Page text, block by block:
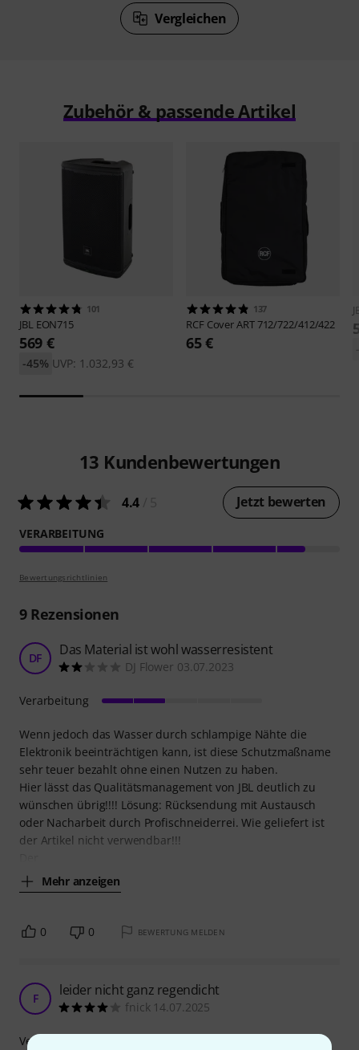
Vergleichen
Zubehör & passende Artikel
101
JBL EON715
569 €
UVP: 1.032,93 €
-45%
137
RCF Cover ART 712/722/412/422
65 €
13 Kundenbewertungen
4.4 Jetzt bewerten
VERARBEITUNG
Bewertungsrichtlinien
9Rezensionen
DF Das Material ist wohl wasserresistent
DJ Flower 03.07.2023
Wenn jedoch das Wasser durch schlampige Nähte die
Elektronik beeinträchtigen kann, ist diese Schutzmaßname
sehr teuer bezahlt ohne einen Nutzen zu haben.
Hier lässt das Qualitätsmanagement von JBL deutlich zu
wünschen übrig!!!! Lösung: Rücksendung mit Austausch
oder Nacharbeit durch Profischneiderrei. Wie geliefert ist
der Artikel nicht verwendbar!!!
Mehr anzeigen
Verarbeitung
0 0 BEWERTUNG MELDEN
F leider nicht ganz regendicht
fnick 14.07.2025
Verarbeitung